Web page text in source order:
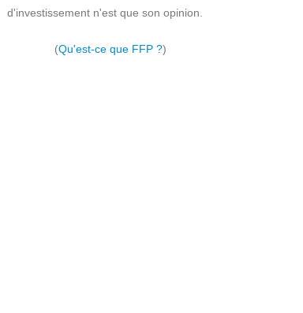
d'investissement n'est que son opinion.
(Qu'est-ce que FFP ?)